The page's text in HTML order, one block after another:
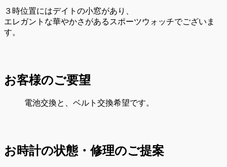
３時位置にはデイトの小窓があり、
エレガントな華やかさがあるスポーツウォッチでございま
す。
お客様のご要望
電池交換と、ベルト交換希望です。
お時計の状態・修理のご提案